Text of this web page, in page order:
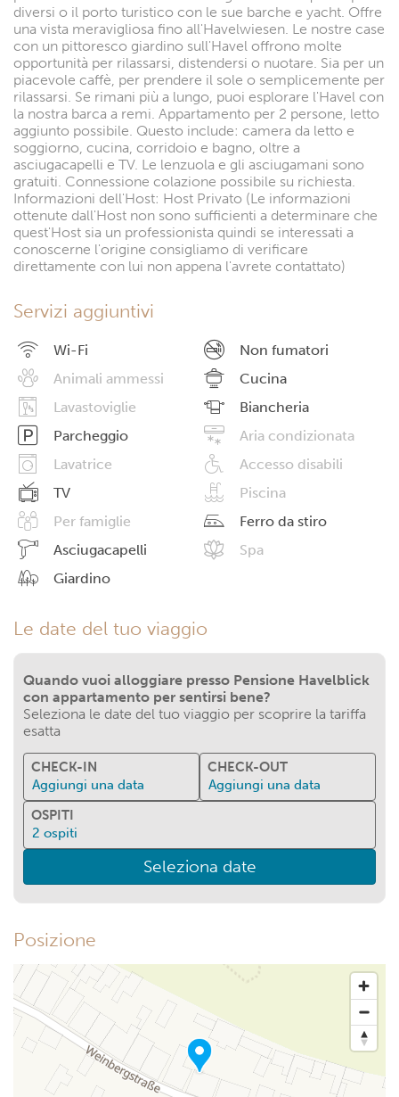
diversi o il porto turistico con le sue barche e yacht. Offre
una vista meravigliosa fino all'Havelwiesen. Le nostre case
con un pittoresco giardino sull'Havel offrono molte
opportunità per rilassarsi, distendersi o nuotare. Sia per un
piacevole caffè, per prendere il sole o semplicemente per
rilassarsi. Se rimani più a lungo, puoi esplorare l'Havel con
la nostra barca a remi. Appartamento per 2 persone, letto
aggiunto possibile. Questo include: camera da letto e
soggiorno, cucina, corridoio e bagno, oltre a
asciugacapelli e TV. Le lenzuola e gli asciugamani sono
gratuiti. Connessione colazione possibile su richiesta.
Informazioni dell'Host: Host Privato (Le informazioni
ottenute dall'Host non sono sufficienti a determinare che
quest'Host sia un professionista quindi se interessati a
conoscerne l'origine consigliamo di verificare
direttamente con lui non appena l'avrete contattato)
Servizi aggiuntivi
Wi-Fi
Non fumatori
Animali ammessi
Cucina
Lavastoviglie
Biancheria
Parcheggio
Aria condizionata
Lavatrice
Accesso disabili
TV
Piscina
Per famiglie
Ferro da stiro
Asciugacapelli
Spa
Giardino
Le date del tuo viaggio
Quando vuoi alloggiare presso Pensione Havelblick
con appartamento per sentirsi bene?
Seleziona le date del tuo viaggio per scoprire la tariffa
esatta
CHECK-IN
Aggiungi una data
CHECK-OUT
Aggiungi una data
OSPITI
2 ospiti
Seleziona date
Posizione